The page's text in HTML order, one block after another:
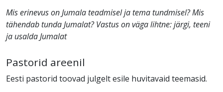
Mis erinevus on Jumala teadmisel ja tema tundmisel? Mis
tähendab tunda Jumalat? Vastus on väga lihtne: järgi, teeni
ja usalda Jumalat
Pastorid areenil
Eesti pastorid toovad julgelt esile huvitavaid teemasid.